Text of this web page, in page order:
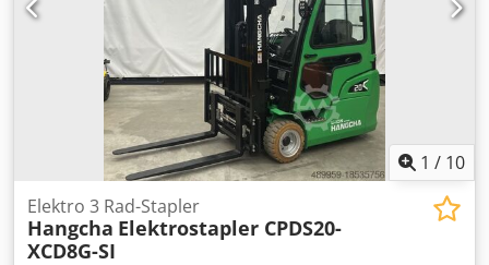
1 / 10
Elektro 3 Rad-Stapler
Hangcha Elektrostapler CPDS20-
XCD8G-SI